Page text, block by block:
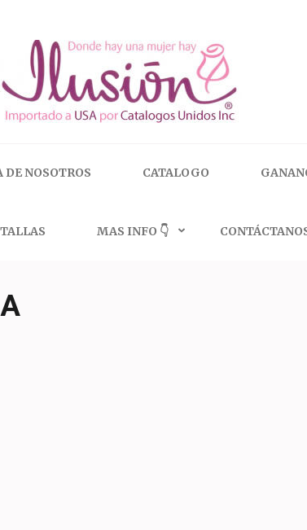
DE NOSOTROS CATALOGO
MAS INFO 👇